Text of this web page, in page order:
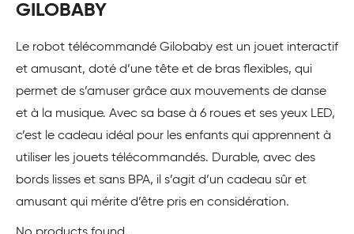
GILOBABY
Le robot télécommandé Gilobaby est un jouet interactif
et amusant, doté d’une tête et de bras flexibles, qui
permet de s’amuser grâce aux mouvements de danse
et à la musique. Avec sa base à 6 roues et ses yeux LED,
c’est le cadeau idéal pour les enfants qui apprennent à
utiliser les jouets télécommandés. Durable, avec des
bords lisses et sans BPA, il s’agit d’un cadeau sûr et
amusant qui mérite d’être pris en considération.